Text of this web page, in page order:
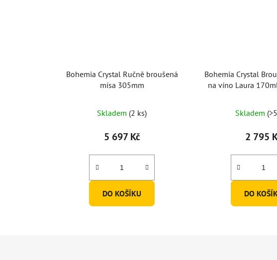
Bohemia Crystal Ručně broušená
mísa 305mm
Skladem (2 ks)
5 697 Kč
DO KOŠÍKU
Bohemia Crystal
na víno Laura
5,0
z
Skladem
2 795
DO